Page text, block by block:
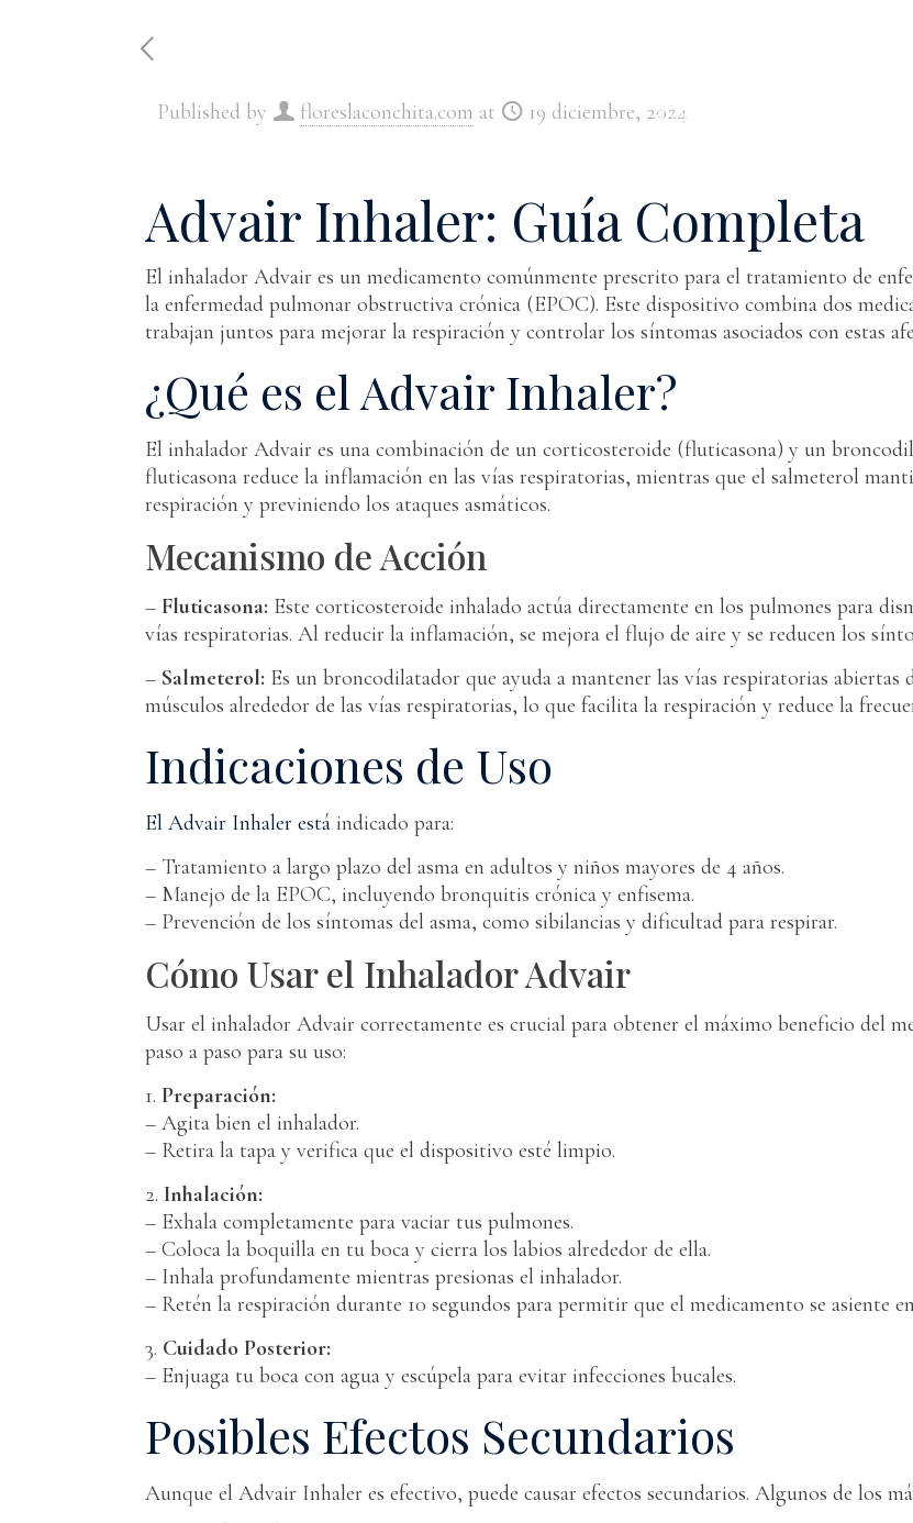
Published by
floreslaconchita.com at 19 diciembre, 2024
Advair Inhaler: Guía Completa
El inhalador Advair es un medicamento comúnmente prescrito para el tratamiento de
la enfermedad pulmonar obstructiva crónica (EPOC). Este dispositivo combina dos
trabajan juntos para mejorar la respiración y controlar los síntomas asociados con estas
¿Qué es el Advair Inhaler?
El inhalador Advair es una combinación de un corticosteroide (fluticasona) y un
fluticasona reduce la inflamación en las vías respiratorias, mientras que el salmeterol
respiración y previniendo los ataques asmáticos.
Mecanismo de Acción
–Fluticasona: Este corticosteroide inhalado actúa directamente en los pulmones para
vías respiratorias. Al reducir la inflamación, se mejora el flujo de aire y se reducen los
– Salmeterol: Es un broncodilatador que ayuda a mantener las vías respiratorias abiertas
músculos alrededor de las vías respiratorias, lo que facilita la respiración y reduce la
Indicaciones de Uso
El Advair Inhaler está indicado para:
– Tratamiento a largo plazo del asma en adultos y niños mayores de 4 años.
– Manejo de la EPOC, incluyendo bronquitis crónica y enfisema.
– Prevención de los síntomas del asma, como sibilancias y dificultad para respirar.
Cómo Usar el Inhalador Advair
Usar el inhalador Advair correctamente es crucial para obtener el máximo beneficio del
paso a paso para su uso:
1. Preparación:
– Agita bien el inhalador.
– Retira la tapa y verifica que el dispositivo esté limpio.
2. Inhalación:
– Exhala completamente para vaciar tus pulmones.
– Coloca la boquilla en tu boca y cierra los labios alrededor de ella.
– Inhala profundamente mientras presionas el inhalador.
– Retén la respiración durante 10 segundos para permitir que el medicamento se asiente
3. Cuidado Posterior:
– Enjuaga tu boca con agua y escúpela para evitar infecciones bucales.
Posibles Efectos Secundarios
Aunque el Advair Inhaler es efectivo, puede causar efectos secundarios. Algunos de los